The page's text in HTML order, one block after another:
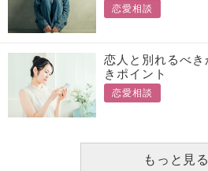
恋愛相談
恋人と別れるべ
きポイント
恋愛相談
もっと見る